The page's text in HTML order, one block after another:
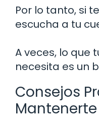
Por lo tanto, si
escucha a tu
A veces, lo que
necesita es un
Consejos